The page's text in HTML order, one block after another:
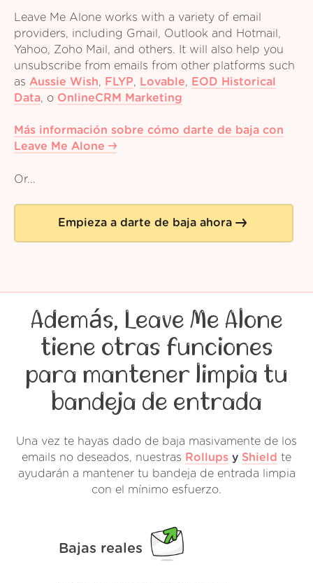
Leave Me Alone works with a variety of email
providers, including Gmail, Outlook and Hotmail,
Yahoo, Zoho Mail, and others. It will also help you
unsubscribe from emails from other platforms such
as Aussie Wish, FLYP, Lovable, EOD Historical
Data, o OnlineCRM Marketing
Más información sobre cómo darte de baja con
Leave Me Alone
Or...
Empieza a darte de baja ahora
Además, Leave Me Alone
tiene otras funciones
para mantener limpia tu
bandeja de entrada
Una vez te hayas dado de baja masivamente de los
emails no deseados, nuestras Rollups y Shield te
ayudarán a mantener tu bandeja de entrada limpia
con el mínimo esfuerzo.
Bajas reales